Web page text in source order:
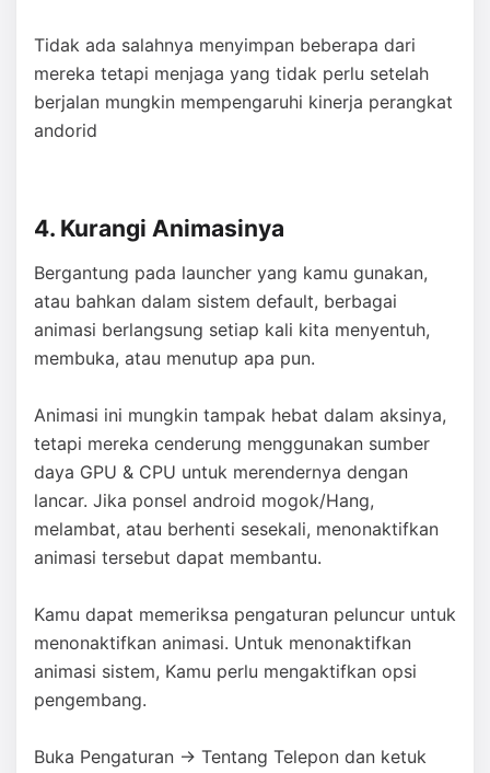
Tidak ada salahnya menyimpan beberapa dari
mereka tetapi menjaga yang tidak perlu setelah
berjalan mungkin mempengaruhi kinerja perangkat
andorid
4. Kurangi Animasinya
Bergantung pada launcher yang kamu gunakan,
atau bahkan dalam sistem default, berbagai
animasi berlangsung setiap kali kita menyentuh,
membuka, atau menutup apa pun.
Animasi ini mungkin tampak hebat dalam aksinya,
tetapi mereka cenderung menggunakan sumber
daya GPU & CPU untuk merendernya dengan
lancar. Jika ponsel android mogok/Hang,
melambat, atau berhenti sesekali, menonaktifkan
animasi tersebut dapat membantu.
Kamu dapat memeriksa pengaturan peluncur untuk
menonaktifkan animasi. Untuk menonaktifkan
animasi sistem, Kamu perlu mengaktifkan opsi
pengembang.
Buka Pengaturan → Tentang Telepon dan ketuk